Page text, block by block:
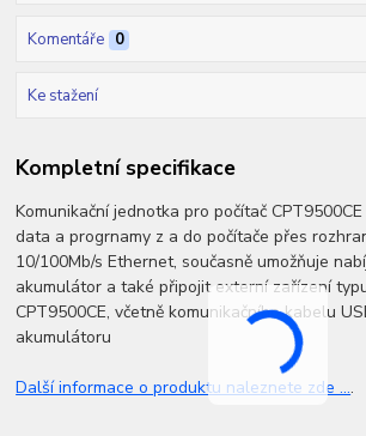
Komentáře 0
Ke stažení
Kompletní specifikace
Komunikační jednotka pro počítač
data a progrnamy z a do počítače přes
10/100Mb/s Ethernet, současně umožňuje
akumulátor a také připojit externí zařízení
CPT9500CE, včetně komunikačního kabelu
akumulátoru
Další informace o produktu naleznete zde ....